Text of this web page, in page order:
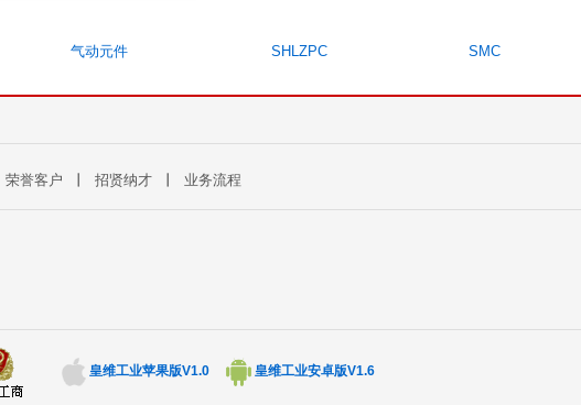
气动元件 SHLZPC SMC
荣誉客户 招贤纳才 业务流程
皇维工业苹果版V1.0 皇维工业安卓版V1.6